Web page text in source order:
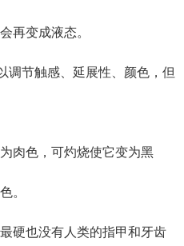
变成液态。
节触感、延展性、颜色，但
色，可灼烧使它变为黑
。
也没有人类的指甲和牙齿